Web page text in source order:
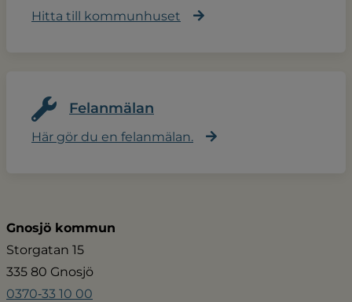
Hitta till kommunhuset
Felanmälan
Här gör du en felanmälan.
Gnosjö kommun
Storgatan 15
335 80 Gnosjö
0370‑33 10 00